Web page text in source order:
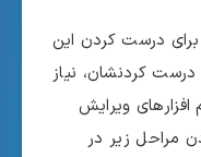
برای درست کردن این
کردنشان، نیاز
افزارهای ویرایش
مراحل زیر در